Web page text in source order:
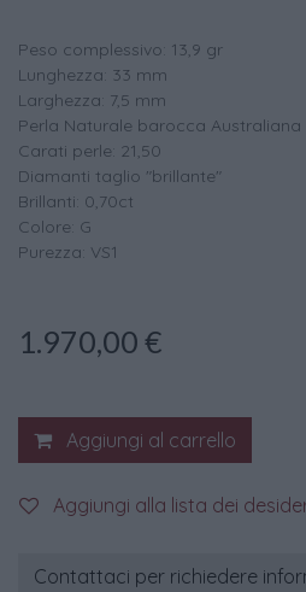
Peso complessivo: 13,9 gr
Lunghezza: 33 mm
Larghezza: 7,5 mm
Perla Naturale barocca Australiana
Carati perle: 21,50
Diamanti taglio "brillante"
Brillanti: 0,70ct
Colore: G
Purezza: VS1
1.970,00 €
Aggiungi al carrello
Aggiungi alla lista dei
Contattaci per richiedere